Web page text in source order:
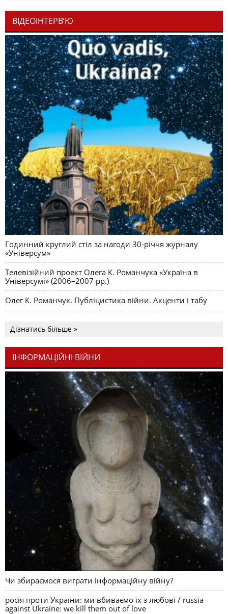
ВІДЕОІНТЕРВ’Ю
Годинний круглий стіл за нагоди 30-річчя журналу
«Універсум»
Телевізійний проект Олега К. Романчука «Україна в
Універсумі» (2006–2007 рр.)
Олег К. Романчук. Публіцистика війни. Акценти і табу
Дізнатись більше »
ІНФОРМАЦІЙНІ ВІЙНИ
Чи збираємося виграти інформаційну війну?
росія проти України: ми вбиваємо їх з любові / russia
against Ukraine: we kill them out of love